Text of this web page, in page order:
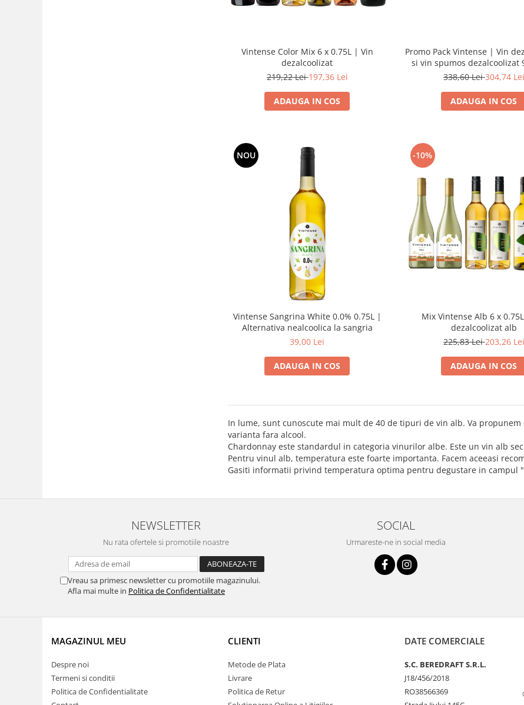
Vintense Color Mix 6 x 0.75L | Vin
dezalcoolizat
219,22 Lei197,36 Lei
ADAUGA IN COS
Promo Pack Vintense | Vin
si vin spumos dezalcoolizat
338,60 Lei304,74 Lei
ADAUGA IN COS
NOU
Vintense Sangrina White 0.0% 0.75L |
Alternativa nealcoolica la sangria
39,00 Lei
ADAUGA IN COS
-10%
Mix Vintense Alb 6 x
dezalcoolizat alb
225,83 Lei203,26 Lei
ADAUGA IN COS
In lume, sunt cunoscute mai mult de 40 de tipuri de vin alb. Va
varianta fara alcool.
Chardonnay este standardul in categoria vinurilor albe. Este un vin alb
Pentru vinul alb, temperatura este foarte importanta. Facem aceeasi
Gasiti informatii privind temperatura optima pentru degustare in campul
NEWSLETTER
Nu rata ofertele si promotiile noastre
Vreau sa primesc newsletter cu promotiile magazinului.
Afla mai multe in Politica de Confidentialitate
SOCIAL
Urmareste-ne in social media
MAGAZINUL MEU
Despre noi
Termeni si conditii
Politica de Confidentialitate
CLIENTI
Metode de Plata
Livrare
Politica de Retur
DATE COMERCIALE
S.C. BEREDRAFT S.R.L.
J18/456/2018
RO38566369